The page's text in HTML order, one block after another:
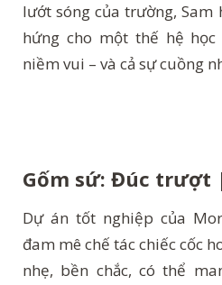
lướt sóng của trường, Sam
hứng cho một thế hệ
niềm vui – và cả sự cuồng
Gốm sứ: Đúc trượt
Dự án tốt nghiệp của
đam mê chế tác chiếc cốc
nhẹ, bền chắc, có thể